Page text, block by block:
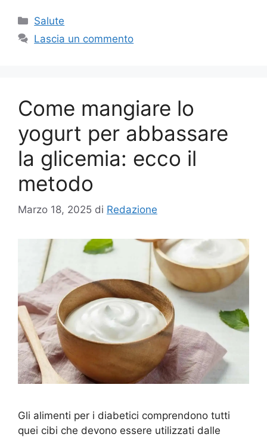
Categorie
Salute
Lascia un commento
Come mangiare lo
yogurt per abbassare
la glicemia: ecco il
metodo
Marzo 18, 2025 di Redazione
Gli alimenti per i diabetici comprendono tutti
quei cibi che devono essere utilizzati dalle